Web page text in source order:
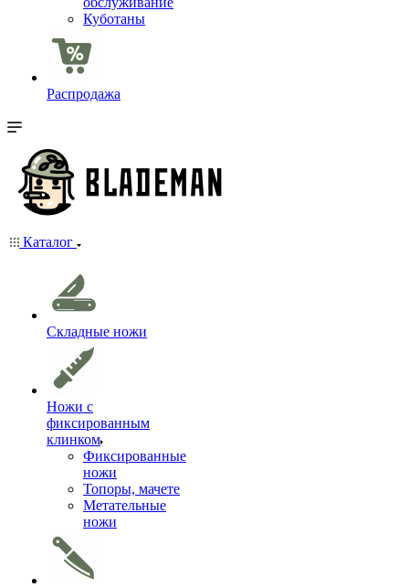
Куботаны
Распродажа
Каталог
Складные ножи
Ножи с
фиксированным
клинком
Фиксированные
ножи
Топоры, мачете
Метательные
ножи